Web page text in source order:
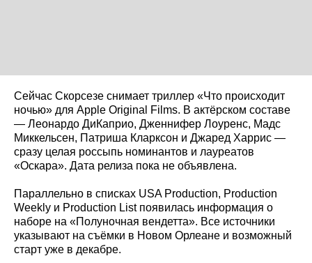
Сейчас Скорсезе снимает триллер «Что происходит
ночью» для Apple Original Films. В актёрском составе
— Леонардо ДиКаприо, Дженнифер Лоуренс, Мадс
Миккельсен, Патриша Кларксон и Джаред Харрис —
сразу целая россыпь номинантов и лауреатов
«Оскара». Дата релиза пока не объявлена.
Параллельно в списках USA Production, Production
Weekly и Production List появилась информация о
наборе на «Полуночная вендетта». Все источники
указывают на съёмки в Новом Орлеане и возможный
старт уже в декабре.